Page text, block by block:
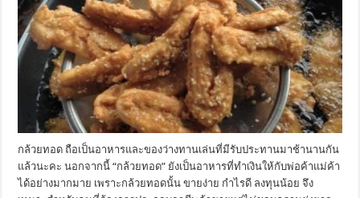
กล้วยทอด ถือเป็นอาหารและของว่างทานเล่นที่มีรับประทานมาช้านานกัน
แล้วนะคะ นอกจากนี้ “กล้วยทอด” ยังเป็นอาหารที่ทำเงินให้กับพ่อค้าแม่ค้า
ได้อย่างมากมาย เพราะกล้วยทอดนั้น ขายง่าย กำไรดี ลงทุนน้อย จึง